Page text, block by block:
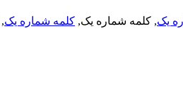
یک, کلمه شماره یک, کلمه شماره یک,